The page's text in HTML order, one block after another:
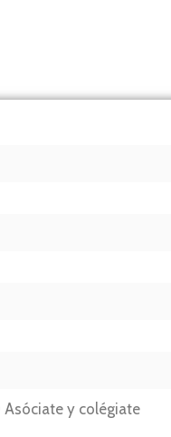
Asóciate y colégiate